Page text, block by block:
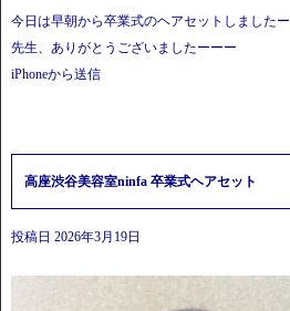
今日は早朝から卒業式のヘアセットしましたー
先生、ありがとうございましたーーー
iPhoneから送信
高座渋谷美容室ninfa 卒業式ヘアセット
投稿日 2026年3月19日